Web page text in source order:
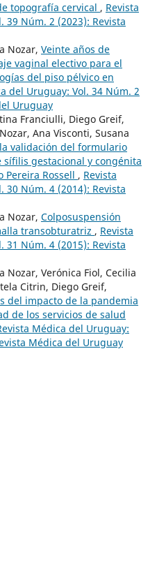
topografía cervical , Revista
39 Núm. 2 (2023): Revista
Nozar, Veinte años de
vaginal electivo para el
del piso pélvico en
del Uruguay: Vol. 34 Núm. 2
Uruguay
Franciulli, Diego Greif,
Ana Visconti, Susana
validación del formulario
gestacional y congénita
Pereira Rossell , Revista
30 Núm. 4 (2014): Revista
Nozar, Colposuspensión
transobturatriz , Revista
31 Núm. 4 (2015): Revista
Nozar, Verónica Fiol, Cecilia
Citrin, Diego Greif,
del impacto de la pandemia
de los servicios de salud
Médica del Uruguay:
Médica del Uruguay